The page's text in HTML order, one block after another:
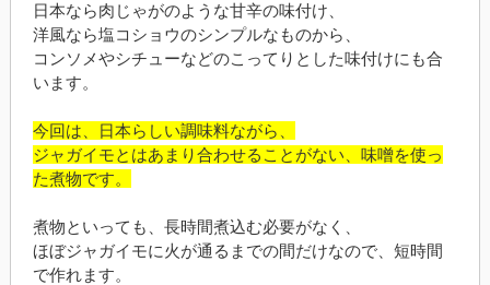
日本なら肉じゃがのような甘辛の味付け、
洋風なら塩コショウのシンプルなものから、
コンソメやシチューなどのこってりとした味付けにも合
います。
今回は、日本らしい調味料ながら、
ジャガイモとはあまり合わせることがない、味噌を使っ
た煮物です。
煮物といっても、長時間煮込む必要がなく、
ほぼジャガイモに火が通るまでの間だけなので、短時間
で作れます。